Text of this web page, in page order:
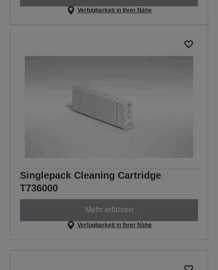
Verfügbarkeit in Ihrer Nähe
Singlepack Cleaning Cartridge
T736000
Mehr erfahren
Verfügbarkeit in Ihrer Nähe